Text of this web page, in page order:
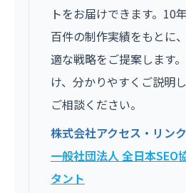
トをお届けできます。10
百件の制作実績をもとに
適な戦略をご提案します
け、分かりやすくご説明
ご相談ください。
株式会社アクセス・リン
一般社団法人 全日本SEO
タント